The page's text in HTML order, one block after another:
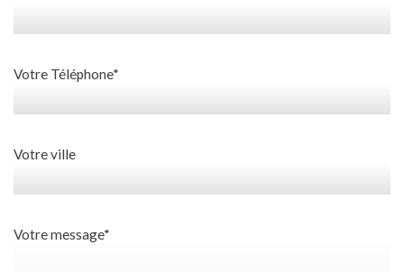
Votre Téléphone*
Votre ville
Votre message*